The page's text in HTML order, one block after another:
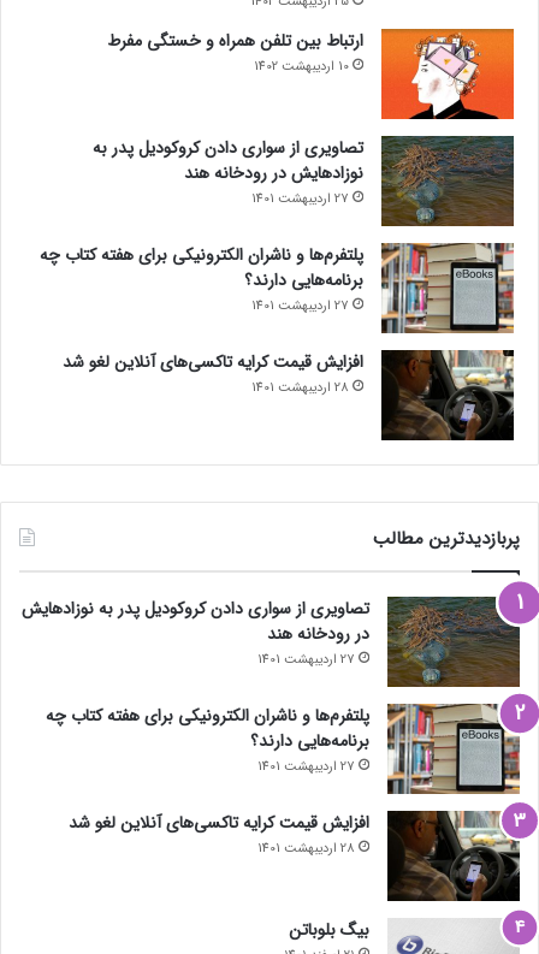
ارتباط بین تلفن همراه و خستگی مفرط
10 اردیبهشت 1402
تصاویری از سواری دادن کروکودیل پدر به
نوزادهایش در رودخانه هند
27 اردیبهشت 1401
پلتفرم‌ها و ناشران الکترونیکی برای هفته کتاب چه
برنامه‌هایی دارند؟
27 اردیبهشت 1401
افزایش قیمت کرایه تاکسی‌های آنلاین لغو شد
28 اردیبهشت 1401
پربازدیدترین مطالب
تصاویری از سواری دادن کروکودیل پدر به نوزادهایش
در رودخانه هند
27 اردیبهشت 1401
پلتفرم‌ها و ناشران الکترونیکی برای هفته کتاب چه
برنامه‌هایی دارند؟
27 اردیبهشت 1401
افزایش قیمت کرایه تاکسی‌های آنلاین لغو شد
28 اردیبهشت 1401
بیگ بلوباتن